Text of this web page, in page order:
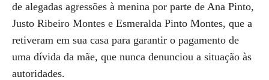
de alegadas agressões à menina por parte de Ana Pinto,
Justo Ribeiro Montes e Esmeralda Pinto Montes, que a
retiveram em sua casa para garantir o pagamento de
uma dívida da mãe, que nunca denunciou a situação às
autoridades.